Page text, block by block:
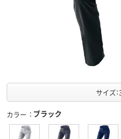
サイズ：
カラー ブラック